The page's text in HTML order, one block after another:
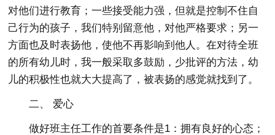
对他们进行教育；一些接受能力强，但就是控制不住自
己行为的孩子，我们特别留意他，对他严格要求；另一
方面也及时表扬他，使他不再影响到他人。在对待全班
的所有幼儿时，我一般采取多鼓励，少批评的方法，幼
儿的积极性也就大大提高了，被表扬的感觉就找到了。
二、 爱心
做好班主任工作的首要条件是1：拥有良好的心态；